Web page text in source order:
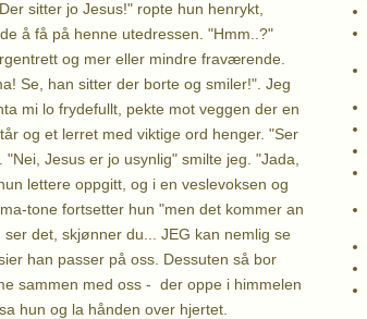
sitter jo Jesus!" ropte hun henrykt,
å få på henne utedressen. "Hmm..?"
og mer eller mindre fraværende.
Se, han sitter der borte og smiler!". Jeg
mi lo frydefullt, pekte mot veggen der en
og et lerret med viktige ord henger. "Ser
"Nei, Jesus er jo usynlig" smilte jeg. "Jada,
lettere oppgitt, og i en veslevoksen og
tone fortsetter hun "men det kommer an
ser det, skjønner du... JEG kan nemlig se
han passer på oss. Dessuten så bor
sammen med oss - der oppe i himmelen
hun og la hånden over hjertet.